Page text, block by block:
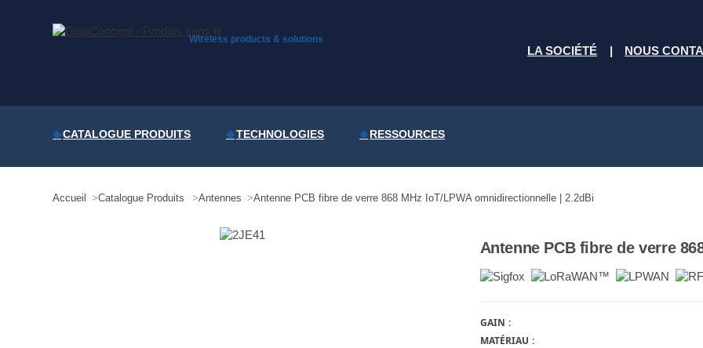
Wireless products & solutions
LA SOCIÉTÉ NOUS
CATALOGUE PRODUITS TECHNOLOGIES RESSOURCES
Accueil Catalogue Produits Antennes Antenne PCB fibre de verre 868 MHz IoT/LPWA omnidirectionnelle | 2.2dBi
Antenne PCB fibre de verre
GAIN
MATÉRIAU